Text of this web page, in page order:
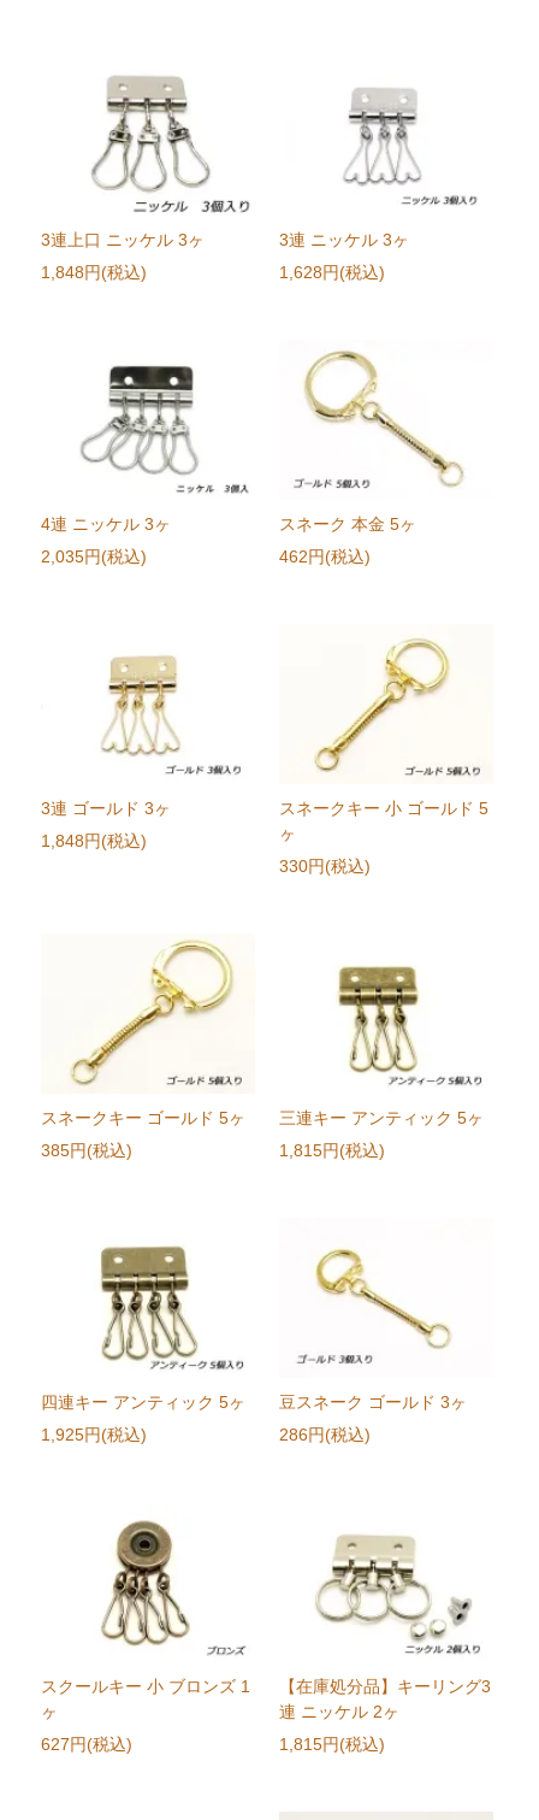
3連上口 ニッケル 3ヶ
1,848円(税込)
3連 ニッケル 3ヶ
1,628円(税込)
4連 ニッケル 3ヶ
2,035円(税込)
スネーク 本金 5ヶ
462円(税込)
3連 ゴールド 3ヶ
1,848円(税込)
スネークキー 小 ゴールド 5
ヶ
330円(税込)
スネークキー ゴールド 5ヶ
385円(税込)
三連キー アンティック 5ヶ
1,815円(税込)
四連キー アンティック 5ヶ
1,925円(税込)
豆スネーク ゴールド 3ヶ
286円(税込)
スクールキー 小 ブロンズ 1
ヶ
627円(税込)
【在庫処分品】キーリング3
連 ニッケル 2ヶ
1,815円(税込)